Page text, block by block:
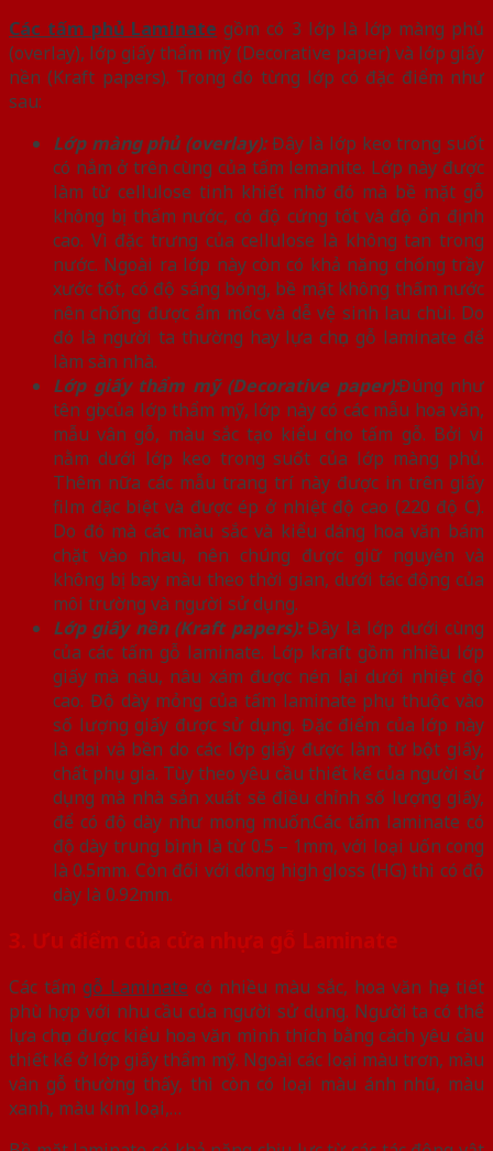
Các tấm phủ Laminate gồm có 3 lớp là lớp màng phủ
(overlay), lớp giấy thẩm mỹ (Decorative paper) và lớp giấy
nền (Kraft papers). Trong đó từng lớp có đặc điểm như
sau:
Lớp màng phủ (overlay):Đây là lớp keo trong suốt
có nẳm ở trên cùng của tấm lemanite. Lớp này được
làm từ cellulose tinh khiết nhờ đó mà bề mặt gỗ
không bị thấm nước, có độ cứng tốt và độ ổn định
cao. Vì đặc trưng của cellulose là không tan trong
nước. Ngoài ra lớp này còn có khả năng chống trầy
xước tốt, có độ sáng bóng, bề mặt không thấm nước
nên chống được ẩm mốc và dễ vệ sinh lau chùi. Do
đó là người ta thường hay lựa chọn gỗ laminate để
làm sàn nhà.
Lớp giấy thẩm mỹ (Decorative paper):Đúng như
tên gọi của lớp thẩm mỹ, lớp này có các mẫu hoa văn,
mẫu vân gỗ, màu sắc tạo kiểu cho tấm gỗ. Bởi vì
nằm dưới lớp keo trong suốt của lớp màng phủ.
Thêm nữa các mẫu trang trí này được in trên giấy
film đặc biệt và được ép ở nhiệt độ cao (220 độ C).
Do đó mà các màu sắc và kiểu dáng hoa văn bám
chặt vào nhau, nên chúng được giữ nguyên và
không bị bay màu theo thời gian, dưới tác động của
môi trường và người sử dụng.
Lớp giấy nền (Kraft papers):Đây là lớp dưới cùng
của các tấm gỗ laminate. Lớp kraft gồm nhiều lớp
giấy mà nâu, nâu xám được nén lại dưới nhiệt độ
cao. Độ dày mỏng của tấm laminate phụ thuộc vào
số lượng giấy được sử dụng. Đặc điểm của lớp này
là dai và bền do các lớp giấy được làm từ bột giấy,
chất phụ gia. Tùy theo yêu cầu thiết kế của người sử
dụng mà nhà sản xuất sẽ điều chỉnh số lượng giấy,
để có độ dày như mong muốn.Các tấm laminate có
độ dày trung bình là từ 0.5 – 1mm, với loại uốn cong
là 0.5mm. Còn đối với dòng high gloss (HG) thì có độ
dày là 0.92mm.
3. Ưu điểm của cửa nhựa gỗ Laminate
Các tấm gỗ Laminate có nhiều màu sắc, hoa văn họa tiết
phù hợp với nhu cầu của người sử dụng. Người ta có thể
lựa chọn được kiểu hoa văn mình thích bằng cách yêu cầu
thiết kế ở lớp giấy thẩm mỹ. Ngoài các loại màu trơn, màu
vân gỗ thường thấy, thì còn có loại màu ánh nhũ, màu
xanh, màu kim loại,…